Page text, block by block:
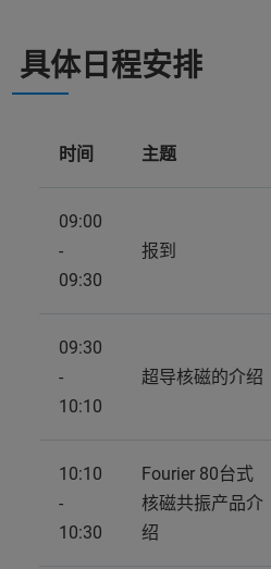
具体日程安排
时间 主题
09:00
-
09:30
报到
09:30
-
10:10
超导核磁的介绍
10:10
-
10:30
Fourier 80台式
核磁共振产品介
绍